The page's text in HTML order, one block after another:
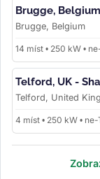
Brugge, Belgium
Brugge, Belgium
14 míst • 250 kW •
Telford, UK -
Telford, United
4 míst • 250 kW • ne-